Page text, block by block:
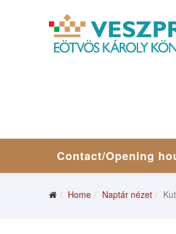
Contact/Opening
Home Naptár nézet